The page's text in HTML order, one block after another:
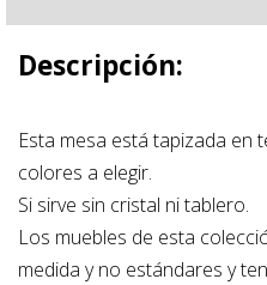
Descripción:
Esta mesa está tapizada en
colores a elegir.
Si sirve sin cristal ni tablero.
Los muebles de esta
medida y no estándares y